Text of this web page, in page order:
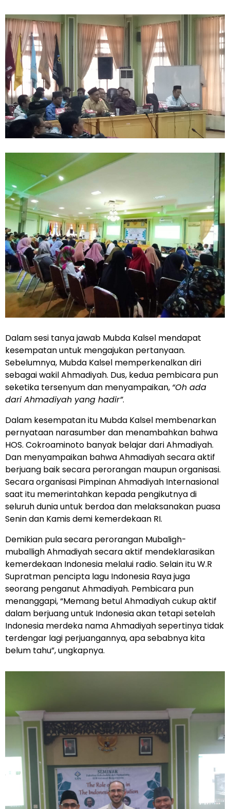
Dalam sesi tanya jawab Mubda Kalsel mendapat
kesempatan untuk mengajukan pertanyaan.
Sebelumnya, Mubda Kalsel memperkenalkan diri
sebagai wakil Ahmadiyah. Dus, kedua pembicara pun
seketika tersenyum dan menyampaikan, “Oh ada
dari Ahmadiyah yang hadir”.
Dalam kesempatan itu Mubda Kalsel membenarkan
pernyataan narasumber dan menambahkan bahwa
HOS. Cokroaminoto banyak belajar dari Ahmadiyah.
Dan menyampaikan bahwa Ahmadiyah secara aktif
berjuang baik secara perorangan maupun organisasi.
Secara organisasi Pimpinan Ahmadiyah Internasional
saat itu memerintahkan kepada pengikutnya di
seluruh dunia untuk berdoa dan melaksanakan puasa
Senin dan Kamis demi kemerdekaan RI.
Demikian pula secara perorangan Mubaligh-
muballigh Ahmadiyah secara aktif mendeklarasikan
kemerdekaan Indonesia melalui radio. Selain itu W.R
Supratman pencipta lagu Indonesia Raya juga
seorang penganut Ahmadiyah. Pembicara pun
menanggapi, “Memang betul Ahmadiyah cukup aktif
dalam berjuang untuk Indonesia akan tetapi setelah
Indonesia merdeka nama Ahmadiyah sepertinya tidak
terdengar lagi perjuangannya, apa sebabnya kita
belum tahu”, ungkapnya.